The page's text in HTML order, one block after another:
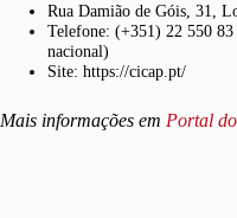
Rua Damião de Góis, 31,
Telefone: (+351) 22 550
nacional)
Site: https://cicap.pt/
Mais informações em Portal